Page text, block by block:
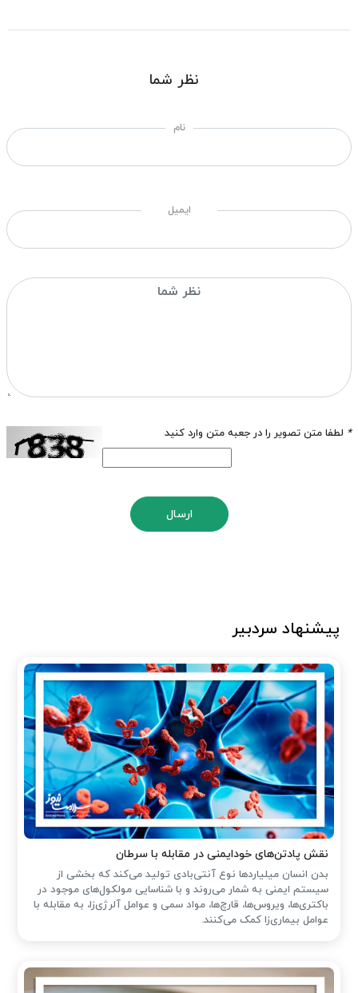
نظر شما
نام
ایمیل
* لطفا متن تصویر را در جعبه متن وارد کنید
ارسال
پیشنهاد سردبیر
نقش پادتن‌های خودایمنی در مقابله با سرطان
بدن انسان میلیاردها نوع آنتی‌بادی تولید می‌کند که بخشی از
سیستم ایمنی به شمار می‌روند و با شناسایی مولکول‌های موجود در
باکتری‌ها، ویروس‌ها، قارچ‌ها، مواد سمی و عوامل آلرژی‌زا، به مقابله با
عوامل بیماری‌زا کمک می‌کنند.